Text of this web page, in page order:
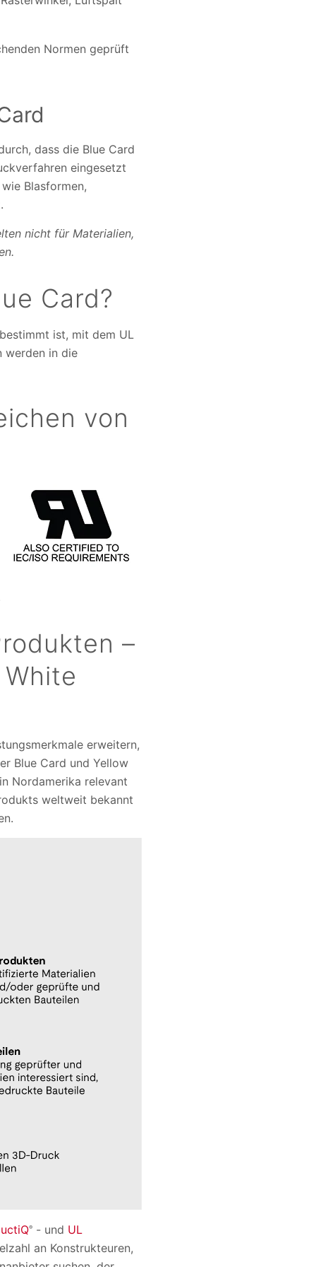
Normen geprüft
dass die Blue Card
eingesetzt
Blasformen,
nicht für Materialien,
Card?
ist, mit dem UL
werden in die
von
–
erweitern,
Blue Card und Yellow
Nordamerika relevant
weltweit bekannt
® - und UL
an Konstrukteuren,